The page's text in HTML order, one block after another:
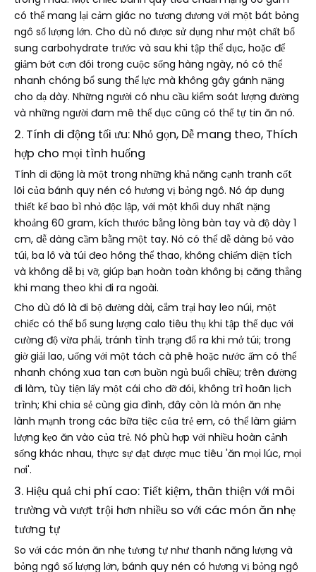
có thể mang lại cảm giác no tương đương với một bát bỏng
ngô số lượng lớn. Cho dù nó được sử dụng như một chất bổ
sung carbohydrate trước và sau khi tập thể dục, hoặc để
giảm bớt cơn đói trong cuộc sống hàng ngày, nó có thể
nhanh chóng bổ sung thể lực mà không gây gánh nặng
cho dạ dày. Những người có nhu cầu kiểm soát lượng đường
và những người đam mê thể dục cũng có thể tự tin ăn nó.
2. Tính di động tối ưu: Nhỏ gọn, Dễ mang theo, Thích
hợp cho mọi tình huống
Tính di động là một trong những khả năng cạnh tranh cốt
lõi của bánh quy nén có hương vị bỏng ngô. Nó áp dụng
thiết kế bao bì nhỏ độc lập, với một khối duy nhất nặng
khoảng 60 gram, kích thước bằng lòng bàn tay và độ dày 1
cm, dễ dàng cầm bằng một tay. Nó có thể dễ dàng bỏ vào
túi, ba lô và túi đeo hông thể thao, không chiếm diện tích
và không dễ bị vỡ, giúp bạn hoàn toàn không bị căng thẳng
khi mang theo khi đi ra ngoài.
Cho dù đó là đi bộ đường dài, cắm trại hay leo núi, một
chiếc có thể bổ sung lượng calo tiêu thụ khi tập thể dục với
cường độ vừa phải, tránh tình trạng đổ ra khi mở túi; trong
giờ giải lao, uống với một tách cà phê hoặc nước ấm có thể
nhanh chóng xua tan cơn buồn ngủ buổi chiều; trên đường
đi làm, tùy tiện lấy một cái cho đỡ đói, không trì hoãn lịch
trình; Khi chia sẻ cùng gia đình, đây còn là món ăn nhẹ
lành mạnh trong các bữa tiệc của trẻ em, có thể làm giảm
lượng kẹo ăn vào của trẻ. Nó phù hợp với nhiều hoàn cảnh
sống khác nhau, thực sự đạt được mục tiêu 'ăn mọi lúc, mọi
nơi'.
3. Hiệu quả chi phí cao: Tiết kiệm, thân thiện với môi
trường và vượt trội hơn nhiều so với các món ăn nhẹ
tương tự
So với các món ăn nhẹ tương tự như thanh năng lượng và
bỏng ngô số lượng lớn, bánh quy nén có hương vị bỏng ngô